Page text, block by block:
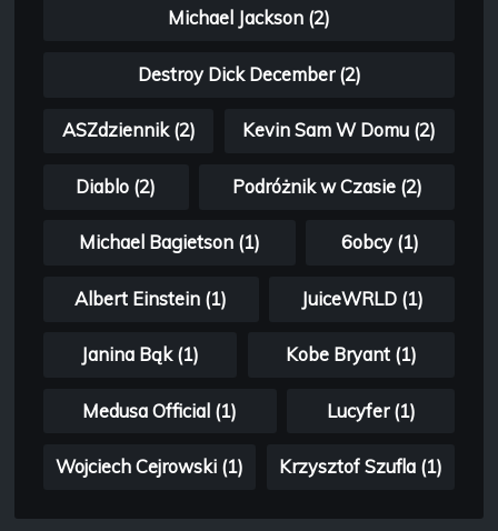
Michael Jackson (2)
Destroy Dick December (2)
ASZdziennik (2) Kevin Sam W Domu (2)
Diablo (2) Podróżnik w Czasie (2)
Michael Bagietson (1) 6obcy (1)
Albert Einstein (1) JuiceWRLD (1)
Janina Bąk (1) Kobe Bryant (1)
Medusa Official (1) Lucyfer (1)
Wojciech Cejrowski (1) Krzysztof Szufla (1)